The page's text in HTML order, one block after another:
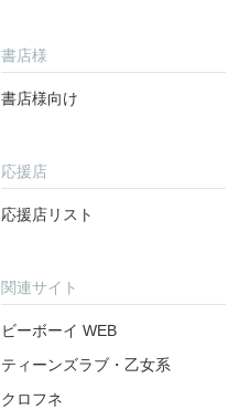
書店様
書店様向け
応援店
応援店リスト
関連サイト
ビーボーイ WEB
ティーンズラブ・乙女系
クロフネ